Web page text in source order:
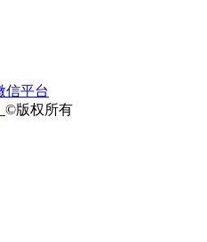
信平台
©版权所有